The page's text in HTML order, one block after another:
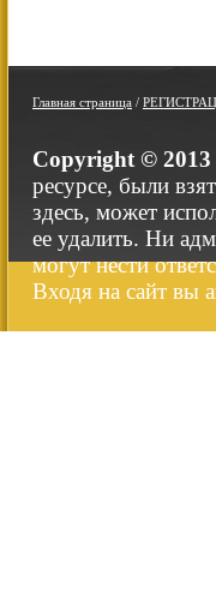
Главная страница /
Copyright © 2013
ресурсе, были
здесь, может
ее удалить. Ни
могут нести
Входя на сайт вы